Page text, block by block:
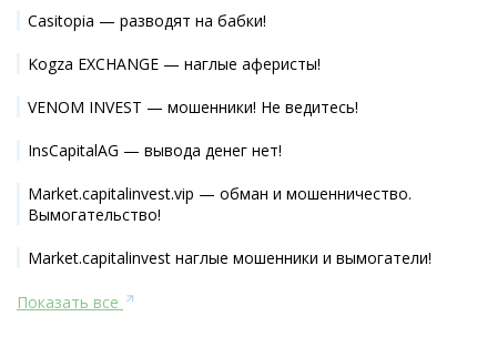
Casitopia — разводят на бабки!
Kogza EXCHANGE — наглые аферисты!
VENOM INVEST — мошенники! Не ведитесь!
InsCapitalAG — вывода денег нет!
Market.capitalinvest.vip — обман и мошенничество.
Вымогательство!
Market.capitalinvest наглые мошенники и вымогатели!
Показать все